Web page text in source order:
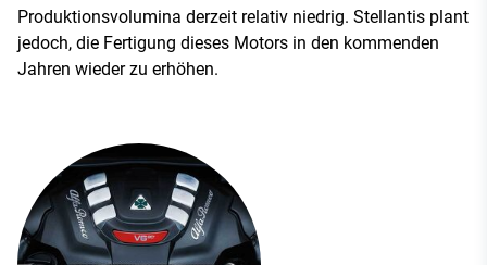
Produktionsvolumina derzeit relativ niedrig. Stellantis plant
jedoch, die Fertigung dieses Motors in den kommenden
Jahren wieder zu erhöhen.